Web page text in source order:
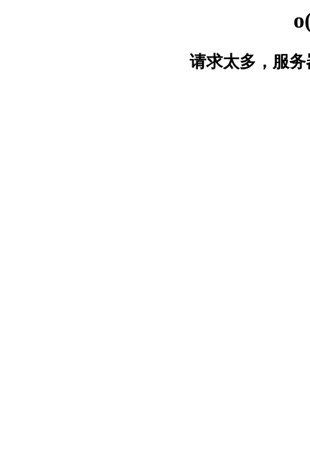
请求太多，服